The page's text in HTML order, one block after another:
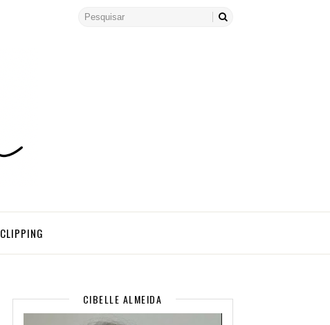
CLIPPING
CIBELLE ALMEIDA